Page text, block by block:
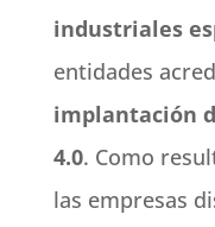
industriales
entidades
implantación
4.0. Como
las empresas